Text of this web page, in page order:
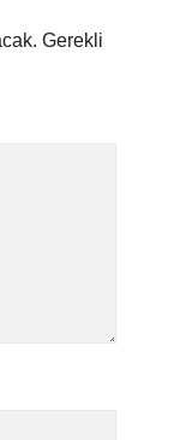
Gerekli